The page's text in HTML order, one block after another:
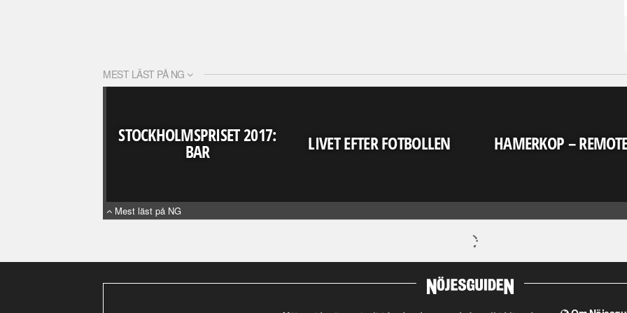
MEST LÄST PÅ NG
STOCKHOLMSPRISET 2017:
BAR LIVET EFTER FOTBOLLEN HAMERKOP –
Mest läst på NG